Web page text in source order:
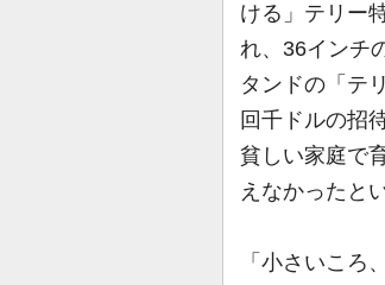
ける」テリー
れ、36インチ
タンドの「テ
回千ドルの招
貧しい家庭で
えなかったと
「小さいころ